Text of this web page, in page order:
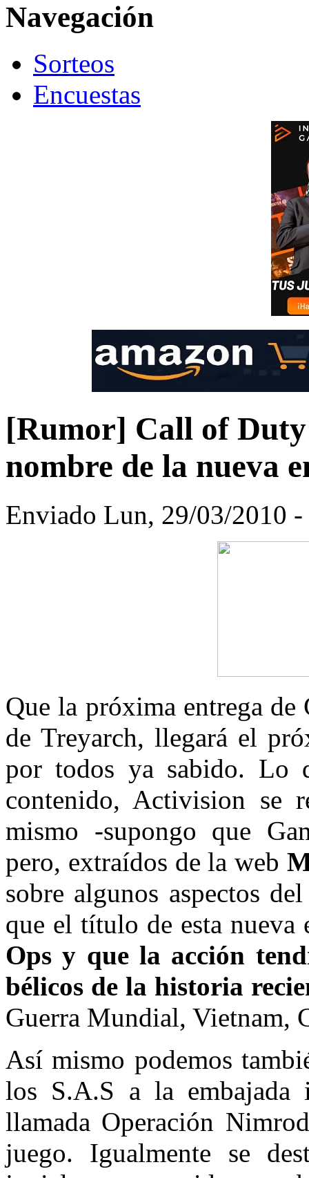
Navegación
Sorteos
Encuestas
[Rumor] Call of
nombre de la nueva
Enviado Lun, 29/03/2010 -
Que la próxima entrega
de Treyarch, llegará el
por todos ya sabido. Lo
contenido, Activision se
mismo -supongo que
pero, extraídos de la web
sobre algunos aspectos
que el título de esta nueva
Ops y que la acción
bélicos de la historia
Guerra Mundial, Vietnam,
Así mismo podemos
los S.A.S a la
llamada Operación
juego. Igualmente se